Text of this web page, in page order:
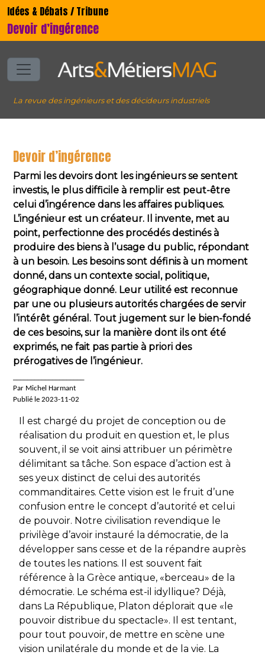
Idées & Débats / Tribune
Devoir d’ingérence
La revue des ingénieurs et des décideurs industriels
Devoir d’ingérence
Parmi les devoirs dont les ingénieurs se sentent
investis, le plus difficile à remplir est peut-être
celui d’ingérence dans les affaires publiques.
L’ingénieur est un créateur. Il invente, met au
point, perfectionne des procédés destinés à
produire des biens à l’usage du public, répondant
à un besoin. Les besoins sont définis à un moment
donné, dans un contexte social, politique,
géographique donné. Leur utilité est reconnue
par une ou plusieurs autorités chargées de servir
l’intérêt général. Tout jugement sur le bien-fondé
de ces besoins, sur la manière dont ils ont été
exprimés, ne fait pas partie à priori des
prérogatives de l’ingénieur.
Par Michel Harmant
Publié le 2023-11-02
Il est chargé du projet de conception ou de
réalisation du produit en question et, le plus
souvent, il se voit ainsi attribuer un périmètre
délimitant sa tâche. Son espace d’action est à
ses yeux distinct de celui des autorités
commanditaires. Cette vision est le fruit d’une
confusion entre le concept d’autorité et celui
de pouvoir. Notre civilisation revendique le
privilège d’avoir instauré la démocratie, de la
développer sans cesse et de la répandre auprès
de toutes les nations. Il est souvent fait
référence à la Grèce antique, «berceau» de la
démocratie. Le schéma est-il idyllique? Déjà,
dans La République, Platon déplorait que «le
pouvoir distribue du spectacle». Il est tentant,
pour tout pouvoir, de mettre en scène une
vision unilatérale du monde et de la vie. La